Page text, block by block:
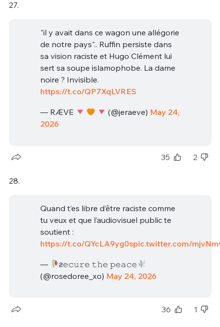
27.
"il y avait dans ce wagon une allégorie
de notre pays".. Ruffin persiste dans
sa vision raciste et Hugo Clément lui
sert sa soupe islamophobe. La dame
noire ? Invisible.
https://t.co/QP7XqLVRES
— RÆVE (@jeraeve) May 24,
2026
35 2
28.
Quand t’es libre d’être raciste comme
tu veux et que l’audiovisuel public te
soutient :
https://t.co/QYcLA9yg0spic.twitter.com/
—
ƨ𝚎𝚌𝚞𝚛𝚎 𝚝𝚑𝚎 𝚙𝚎𝚊𝚌𝚎
(@rosedoree_xo) May 24, 2026
36 1